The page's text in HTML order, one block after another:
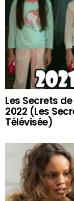
Les Secrets
2022 (Les
Télévisée)